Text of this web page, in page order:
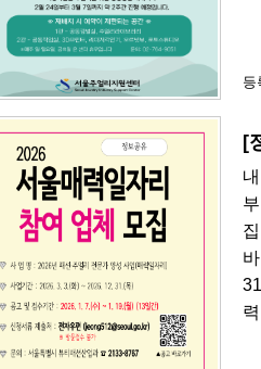
등
[